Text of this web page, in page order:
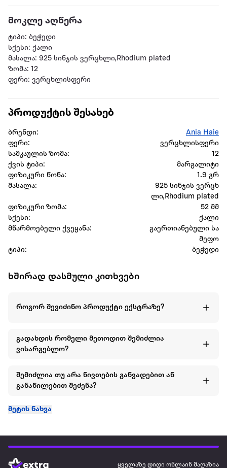
მოკლე აღწერა
ტიპი: ბეჭედი
სქესი: ქალი
მასალა: 925 სინჯის ვერცხლი,Rhodium plated
ზომა: 12
ფერი: ვერცხლისფერი
პროდუქტის შესახებ
ბრენდი:
Ania Haie
ფერი:
ვერცხლისფერი
სამკაულის ზომა:
12
ქვის ტიპი:
მარგალიტი
ფიზიკური წონა:
1.9 გრ
მასალა:
925 სინჯის ვერცხ
ლი,Rhodium plated
ფიზიკური ზომა:
52 მმ
სქესი:
ქალი
მწარმოებელი ქვეყანა:
გაერთიანებული სა
მეფო
ტიპი:
ბეჭედი
ხშირად დასმული კითხვები
როგორ შევიძინო პროდუქტი ექსტრაზე?
გადახდის რომელი მეთოდით შემიძლია
ვისარგებლო?
შემიძლია თუ არა ნივთების განვადებით ან
განაწილებით შეძენა?
მეტის ნახვა
ყველაზე დიდი ონლაინ მაღაზია